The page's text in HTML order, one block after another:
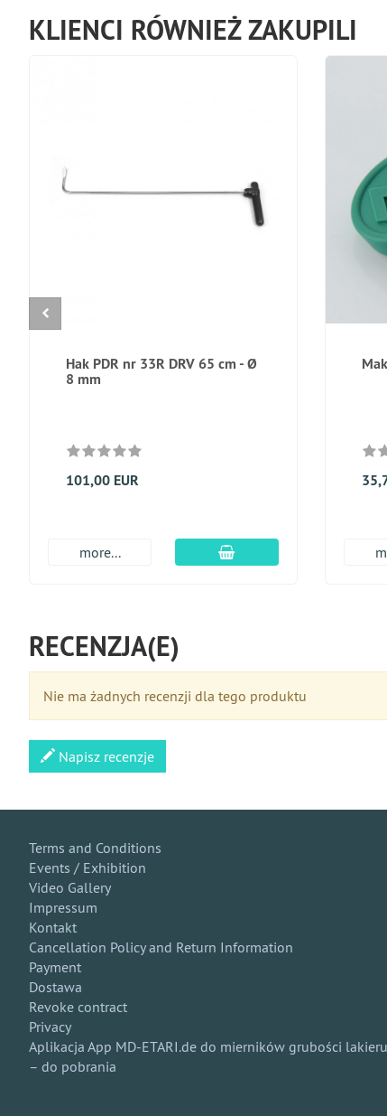
KLIENCI RÓWNIEŻ ZAKUPILI
Hak PDR nr 33R DRV 65 cm - Ø
8 mm
101,00 EUR
more... dodaj do koszyka
RECENZJA(E)
Nie ma żadnych recenzji dla tego produktu
Napisz recenzje
Terms and Conditions
Events / Exhibition
Video Gallery
Impressum
Kontakt
Cancellation Policy and Return Information
Payment
Dostawa
Revoke contract
Privacy
Aplikacja App MD-ETARI.de do mierników grubości lakieru
– do pobrania